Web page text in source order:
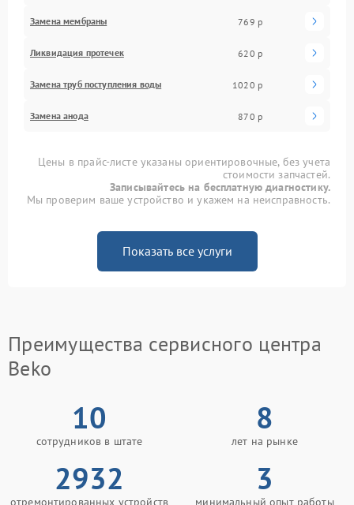
Замена мембраны 769 р
Ликвидация протечек 620 р
Замена труб поступления воды 1020 р
Замена анода 870 р
Цены в прайс-листе указаны ориентировочные, без учета
стоимости запчастей.
Записывайтесь на бесплатную диагностику.
Мы проверим ваше устройство и укажем на неисправность.
Показать все услуги
Преимущества сервисного центра
Beko
10
сотрудников в штате
8
лет на рынке
2932
отремонтированных устройств
3
минимальный опыт работы